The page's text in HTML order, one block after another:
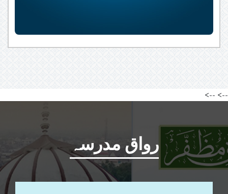
-->
-->
رواق مدرسہ